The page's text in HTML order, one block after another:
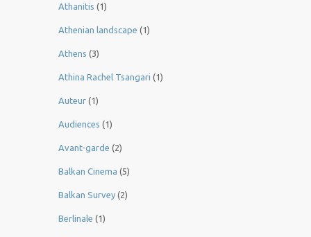
Athanitis (1)
Athenian landscape (1)
Athens (3)
Athina Rachel Tsangari (1)
Auteur (1)
Audiences (1)
Avant-garde (2)
Balkan Cinema (5)
Balkan Survey (2)
Berlinale (1)